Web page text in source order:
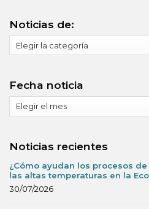
Noticias de:
de:
Fecha noticia
noticia
Noticias recientes
¿Cómo ayudan los procesos
las altas temperaturas en la
30/07/2026